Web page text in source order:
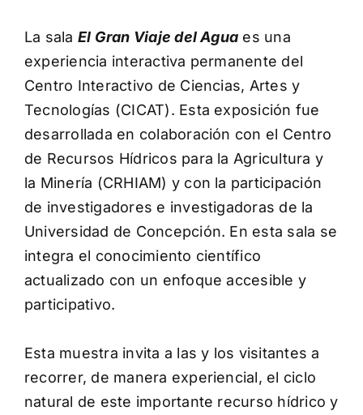
La sala El Gran Viaje del Agua es una
experiencia interactiva permanente del
Centro Interactivo de Ciencias, Artes y
Tecnologías (CICAT). Esta exposición fue
desarrollada en colaboración con el Centro
de Recursos Hídricos para la Agricultura y
la Minería (CRHIAM) y con la participación
de investigadores e investigadoras de la
Universidad de Concepción. En esta sala se
integra el conocimiento científico
actualizado con un enfoque accesible y
participativo.
Esta muestra invita a las y los visitantes a
recorrer, de manera experiencial, el ciclo
natural de este importante recurso hídrico y